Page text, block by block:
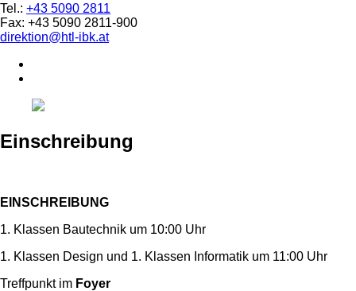
Tel.: +43 5090 2811
Fax: +43 5090 2811-900
direktion@htl-ibk.at
Einschreibung
EINSCHREIBUNG
1. Klassen Bautechnik um 10:00 Uhr
1. Klassen Design und 1. Klassen Informatik um 11:00 Uhr
Treffpunkt im Foyer